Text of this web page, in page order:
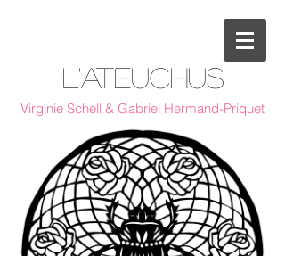
L'Ateuchus
Virginie Schell & Gabriel Hermand-Priquet